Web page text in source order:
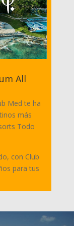
All
Med te ha
más
Todo
con Club
para tus